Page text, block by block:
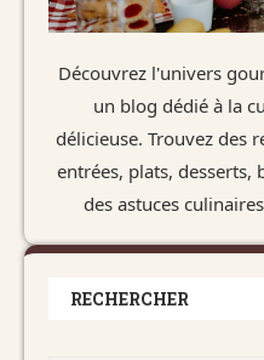
Découvrez l'univers
un blog dédié à la
délicieuse. Trouvez des
entrées, plats, desserts,
des astuces
RECHERCHER